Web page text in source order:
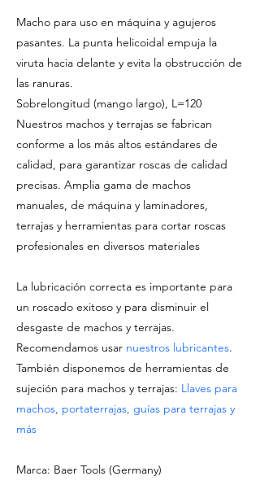
Macho para uso en máquina y agujeros
pasantes. La punta helicoidal empuja la
viruta hacia delante y evita la obstrucción de
las ranuras.
Sobrelongitud (mango largo), L=120
Nuestros machos y terrajas se fabrican
conforme a los más altos estándares de
calidad, para garantizar roscas de calidad
precisas. Amplia gama de machos
manuales, de máquina y laminadores,
terrajas y herramientas para cortar roscas
profesionales en diversos materiales
La lubricación correcta es importante para
un roscado exitoso y para disminuir el
desgaste de machos y terrajas.
Recomendamos usar nuestros lubricantes.
También disponemos de herramientas de
sujeción para machos y terrajas: Llaves para
machos, portaterrajas, guías para terrajas y
más
Marca: Baer Tools (Germany)